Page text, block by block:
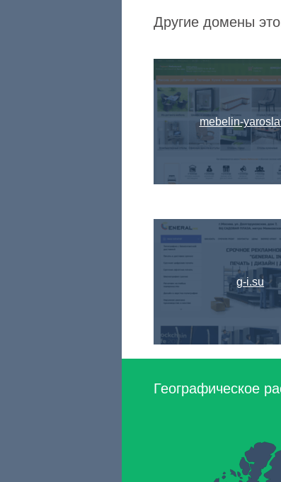
Другие домены
mebelin-
g-i.su
Географическое